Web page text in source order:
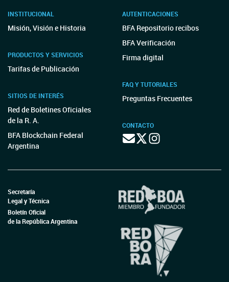
INSTITUCIONAL
Misión, Visión e Historia
PRODUCTOS Y SERVICIOS
Tarifas de Publicación
SITIOS DE INTERÉS
Red de Boletines Oficiales
de la R. A.
BFA Blockchain Federal
Argentina
AUTENTICACIONES
BFA Repositorio recibos
BFA Verificación
Firma digital
FAQ Y TUTORIALES
Preguntas Frecuentes
CONTACTO
Secretaría
Legal y Técnica
Boletín Oficial
de la República Argentina